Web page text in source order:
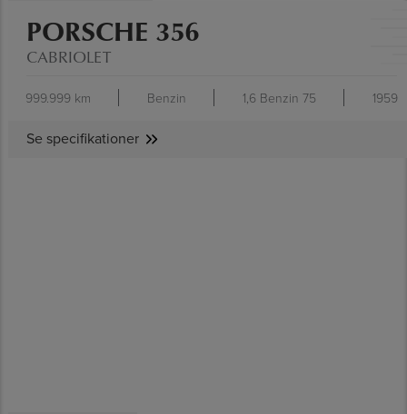
PORSCHE 356
CABRIOLET
999.999 km Benzin 1,6 Benzin 75 1959
Se specifikationer